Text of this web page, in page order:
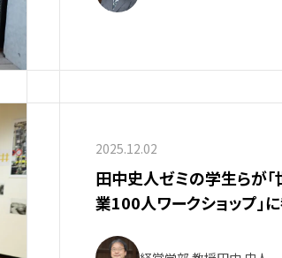
2025.12.02
田中史人ゼミの学生らが
業100人ワークショップ」